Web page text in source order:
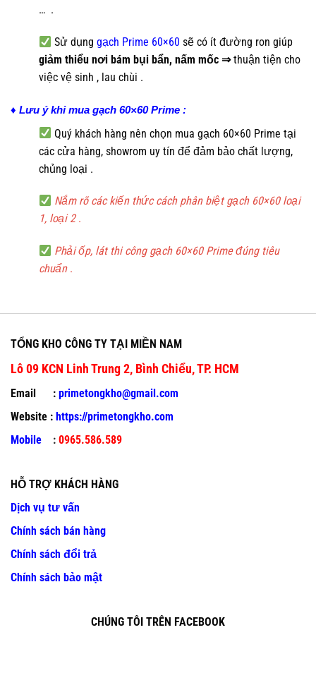
… .
Sử dụnggạch Prime 60×60 sẽ có ít đường ron giúp
giảm thiểu nơi bám bụi bẩn, nấm mốc ⇒thuận tiện cho
việc vệ sinh , lau chùi .
♦ Lưu ý khi mua gạch 60×60 Prime :
Quý khách hàng nên chọn mua gạch 60×60 Prime tại
các cửa hàng, showrom uy tín để đảm bảo chất lượng,
chủng loại .
Nắm rõ các kiến thức cách phân biệt gạch 60×60 loại
1, loại 2.
Phải ốp, lát thi công gạch 60×60 Prime đúng tiêu
chuẩn.
TỔNG KHO CÔNG TY TẠI MIỀN NAM
Lô 09 KCN Linh Trung 2, Bình Chiểu, TP. HCM
Email : primetongkho@gmail.com
Website : https://primetongkho.com
Mobile : 0965.586.589
HỖ TRỢ KHÁCH HÀNG
Dịch vụ tư vấn
Chính sách bán hàng
Chính sách đổi trả
Chính sách bảo mật
CHÚNG TÔI TRÊN FACEBOOK